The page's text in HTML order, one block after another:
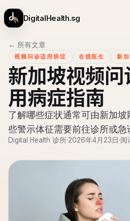
DigitalHealth.sg
← 所有文章
视频问诊适用病症 在线医生 新
新加坡视频
用病症指南
了解哪些症状通常可由新加
些警示体征需要前往诊所或急
Digital Health 诊所·2026年4月23日·阅